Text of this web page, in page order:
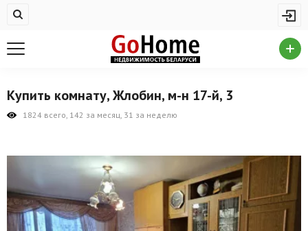
Купить квартиру
На сутки
Дома/коттеджи/участки
Комерческая недвижимость
Продажа коммерческой недвижимости
Купить комнату, Жлобин, м-н 17-й, 3
1824 всего, 142 за месяц, 31 за неделю